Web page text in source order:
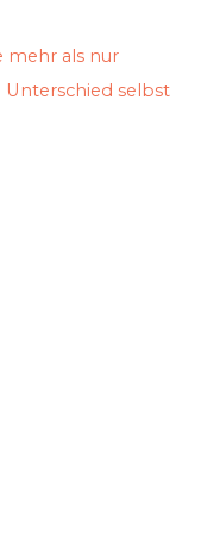
mehr als nur
selbst